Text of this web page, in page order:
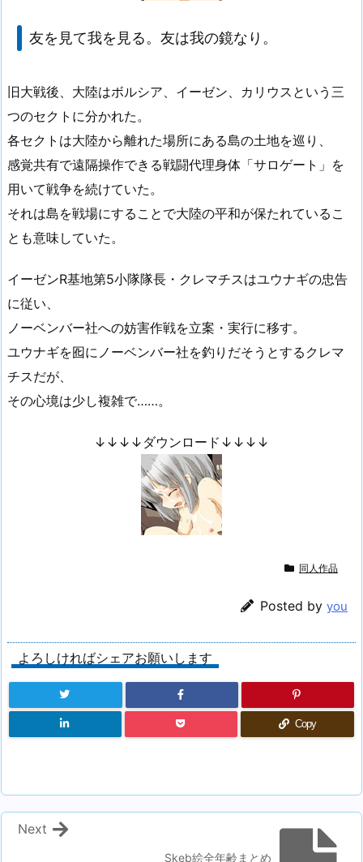
友を見て我を見る。友は我の鏡なり。
旧大戦後、大陸はボルシア、イーゼン、カリウスという三
つのセクトに分かれた。
各セクトは大陸から離れた場所にある島の土地を巡り、
感覚共有で遠隔操作できる戦闘代理身体「サロゲート」を
用いて戦争を続けていた。
それは島を戦場にすることで大陸の平和が保たれているこ
とも意味していた。
イーゼンR基地第5小隊隊長・クレマチスはユウナギの忠告
に従い、
ノーベンバー社への妨害作戦を立案・実行に移す。
ユウナギを囮にノーベンバー社を釣りだそうとするクレマ
チスだが、
その心境は少し複雑で……。
↓↓↓↓ダウンロード↓↓↓↓
同人作品
Posted by you
よろしければシェアお願いします
Copy
Skeb絵全年齢まとめ
Next